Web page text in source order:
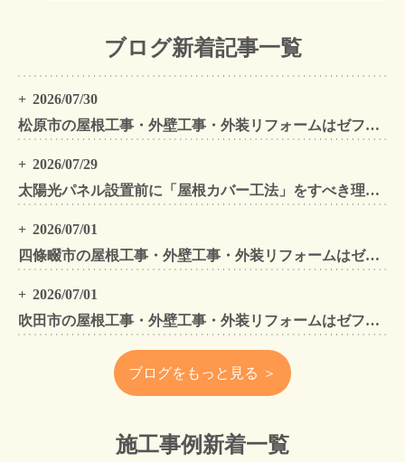
ブログ新着記事一覧
2026/07/30
松原市の屋根工事・外壁工事・外装リフォームはゼファン！松原市内の工事事例もご紹介
2026/07/29
太陽光パネル設置前に「屋根カバー工法」をすべき理由！葺き替えとの違いや費用・雨漏り対策をプロが解説
2026/07/01
四條畷市の屋根工事・外壁工事・外装リフォームはゼファン！四條畷内の工事事例もご紹介
2026/07/01
吹田市の屋根工事・外壁工事・外装リフォームはゼファン！吹田市内の工事事例もご紹介
ブログをもっと見る ＞
施工事例新着一覧